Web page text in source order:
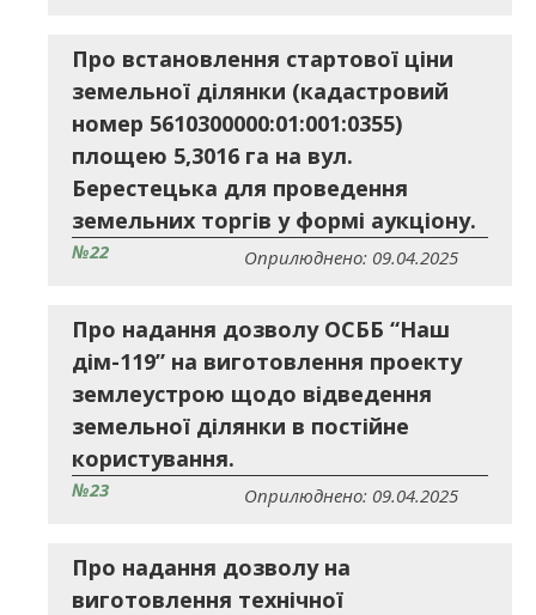
Про встановлення стартової ціни
земельної ділянки (кадастровий
номер 5610300000:01:001:0355)
площею 5,3016 га на вул.
Берестецька для проведення
земельних торгів у формі аукціону.
№22 Оприлюднено: 09.04.2025
Про надання дозволу ОСББ “Наш
дім-119” на виготовлення проекту
землеустрою щодо відведення
земельної ділянки в постійне
користування.
№23 Оприлюднено: 09.04.2025
Про надання дозволу на
виготовлення технічної